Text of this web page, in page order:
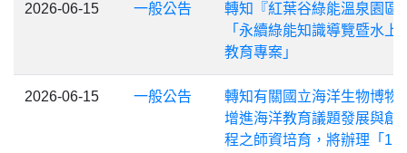
2026-06-15 一般公告
轉知『紅葉谷綠能溫泉園區
「永續綠能知識導覽暨水上
教育專案」
2026-06-15 一般公告
轉知有關國立海洋生物博物
增進海洋教育議題發展與創
程之師資培育，將辦理「